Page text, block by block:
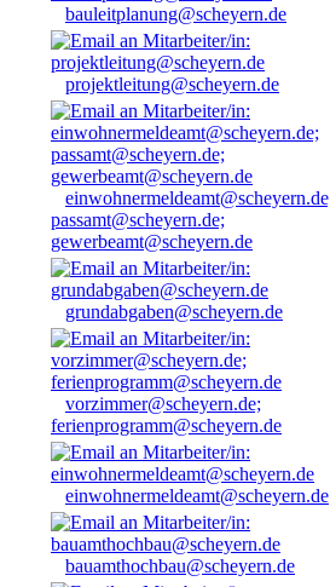
bauleitplanung@scheyern.de
projektleitung@scheyern.de
passamt@scheyern.de;
gewerbeamt@scheyern.de
grundabgaben@scheyern.de
vorzimmer@scheyern.de;
ferienprogramm@scheyern.de
einwohnermeldeamt@scheyern.de
bauamthochbau@scheyern.de